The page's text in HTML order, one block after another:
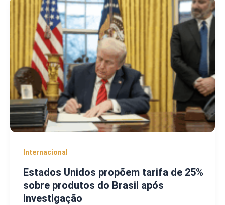
Internacional
Estados Unidos propõem tarifa de 25%
sobre produtos do Brasil após
investigação